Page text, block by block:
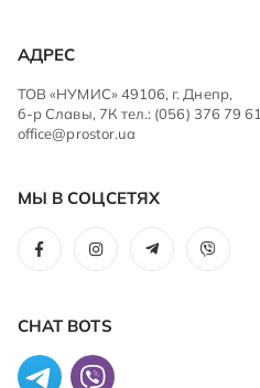
АДРЕС
ТОВ «НУМИС» 49106, г. Днепр,
б-р Славы, 7К тел.: (056) 376 79 61
office@prostor.ua
МЫ В СОЦСЕТЯХ
CHAT BOTS